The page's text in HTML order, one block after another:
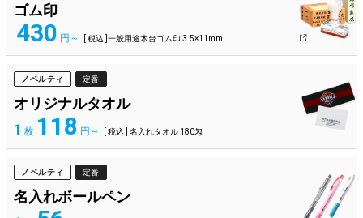
ゴム印
430 円～ [ 税込 ]一般用途木台ゴム印 3.5×11mm
ノベルティ 定番
オリジナルタオル
1 枚 118 円～ [ 税込 ] 名入れタオル 180匁
ノベルティ 定番
名入れボールペン